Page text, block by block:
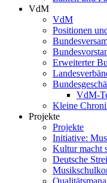
VdM
VdM
Positionen
Erweiterter
VdM-
Kleine
Projekte
Projekte
Initiative:
Kultur macht
Deutsche